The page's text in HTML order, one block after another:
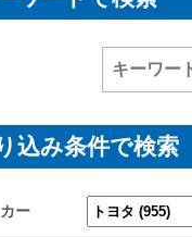
込み条件で検索
ー